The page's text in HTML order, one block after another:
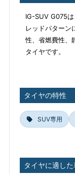
IG-SUV G075
レッドパターン
性、省燃費性、
タイヤです。
タイヤの特性
SUV専用
タイヤに適し